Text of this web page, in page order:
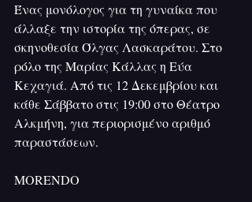
Ένας μονόλογος για τη γυναίκα που
άλλαξε την ιστορία της όπερας, σε
σκηνοθεσία Όλγας Λασκαράτου. Στο
ρόλο της Μαρίας Κάλλας η Εύα
Κεχαγιά. Από τις 12 Δεκεμβρίου και
κάθε Σάββατο στις 19:00 στο Θέατρο
Αλκμήνη, για περιορισμένο αριθμό
παραστάσεων.
MORENDO